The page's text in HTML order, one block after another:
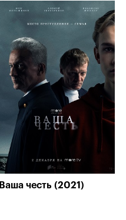
Ваша честь (2021)